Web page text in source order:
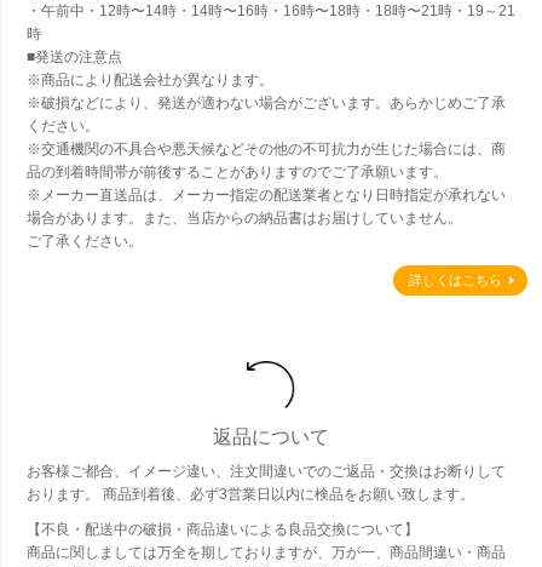
・午前中・12時〜14時・14時〜16時・16時〜18時・18時〜21時・19～21
時
■発送の注意点
※商品により配送会社が異なります。
※破損などにより、発送が適わない場合がございます。あらかじめご了承
ください。
※交通機関の不具合や悪天候などその他の不可抗力が生じた場合には、商
品の到着時間帯が前後することがありますのでご了承願います。
※メーカー直送品は、メーカー指定の配送業者となり日時指定が承れない
場合があります。また、当店からの納品書はお届けしていません。
ご了承ください。
詳しくはこちら
返品について
お客様ご都合、イメージ違い、注文間違いでのご返品・交換はお断りして
おります。 商品到着後、必ず3営業日以内に検品をお願い致します。
【不良・配送中の破損・商品違いによる良品交換について】
商品に関しましては万全を期しておりますが、万が一、商品間違い・商品